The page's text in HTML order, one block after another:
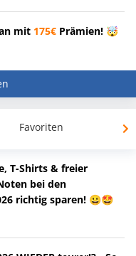
mit 175€ Prämien! 🤯
Favoriten
T-Shirts & freier
bei den
richtig sparen! 😀🤩